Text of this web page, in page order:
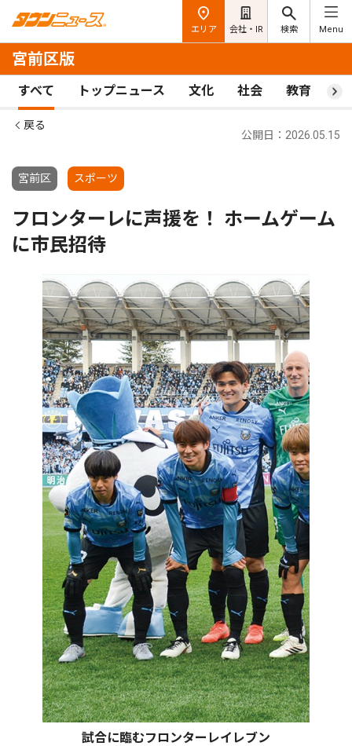
エリア 会社・IR 検索 Menu
宮前区版
すべて トップニュース 文化 社会 教育 ス
戻る
宮前区 スポーツ
公開日：2026.05.15
フロンターレに声援を！ ホームゲーム
に市民招待
試合に臨むフロンターレイレブン